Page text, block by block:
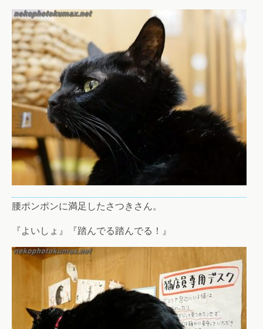
腰ポンポンに満足したさつきさん。
『よいしょ』『踏んでる踏んでる！』